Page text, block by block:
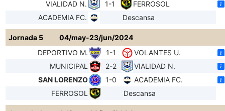
VIALIDAD N.
1-1
FERROSOL
ACADEMIA FC.
Descansa
Jornada 5
04/may-23/jun/2024
DEPORTIVO M.
1-1
VOLANTES U.
MUNICIPAL
2-2
VIALIDAD N.
SAN LORENZO
1-0
ACADEMIA FC.
FERROSOL
Descansa